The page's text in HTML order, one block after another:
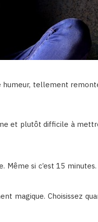
tellement
et plutôt difficile à
Même si c’est 15
magique. Choisissez